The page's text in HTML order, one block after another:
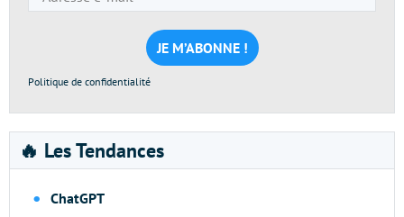
e-
mail
*
Politique de confidentialité
🔥 Les Tendances
ChatGPT